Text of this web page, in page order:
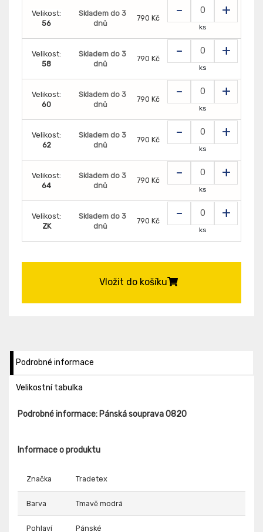
Velikost:
56
Skladem do 3
dnů
790 Kč - +
ks
Velikost:
58
Skladem do 3
dnů
790 Kč - +
ks
Velikost:
60
Skladem do 3
dnů
790 Kč - +
ks
Velikost:
62
Skladem do 3
dnů
790 Kč - +
ks
Velikost:
64
Skladem do 3
dnů
790 Kč - +
ks
Velikost:
ZK
Skladem do 3
dnů
790 Kč - +
ks
Vložit do košíku
Podrobné informace
Velikostní tabulka
Podrobné informace: Pánská souprava 0820
Informace o produktu
Značka Tradetex
Barva Tmavě modrá
Pohlaví Pánské